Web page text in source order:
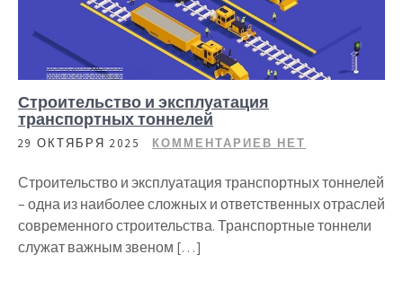
Строительство и эксплуатация
транспортных тоннелей
29 ОКТЯБРЯ 2025 КОММЕНТАРИЕВ НЕТ
Строительство и эксплуатация транспортных тоннелей
– одна из наиболее сложных и ответственных отраслей
современного строительства. Транспортные тоннели
служат важным звеном […]